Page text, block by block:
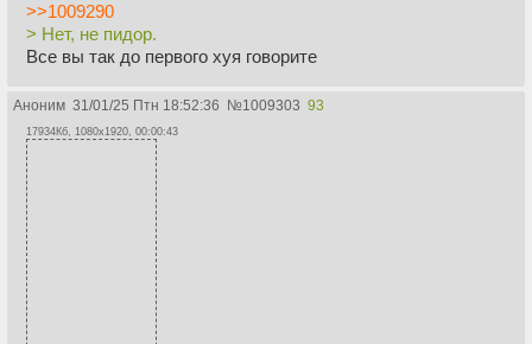
>>1009290
> Нет, не пидор.
Все вы так до первого хуя говорите
Аноним 31/01/25 Птн 18:52:36 №1009303 93
17934Кб, 1080x1920, 00:00:43